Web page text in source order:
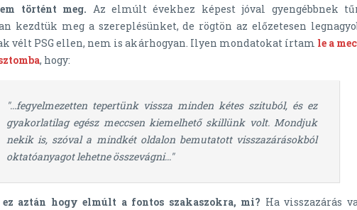
történt meg. Az elmúlt évekhez képest jóval gyengébbnek
kezdtük meg a szereplésünket, de rögtön az előzetesen
vélt PSG ellen, nem is akárhogyan. Ilyen mondatokat írtam le a
, hogy:
"...fegyelmezetten tepertünk vissza minden kétes szituból, és ez
gyakorlatilag egész meccsen kiemelhető skillünk volt. Mondjuk
nekik is, szóval a mindkét oldalon bemutatott visszazárásokból
oktatóanyagot lehetne összevágni..."
ez aztán hogy elmúlt a fontos szakaszokra, mi? Ha visszazárás